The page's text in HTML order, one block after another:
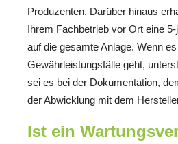
Produzenten. Darüber hinaus
Ihrem Fachbetrieb vor Ort eine
auf die gesamte Anlage. Wenn
Gewährleistungsfälle geht,
sei es bei der Dokumentation,
der Abwicklung mit dem
Ist ein